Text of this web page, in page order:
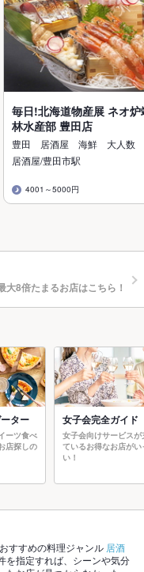
毎日!北海道物産展 ネオ
林水産部 豊田店
豊田 居酒屋 海鮮 大人数
居酒屋/豊田市駅
4001～5000円
8倍たまるお店はこちら！
ター
ーツ食べ
店探しの
女子会完全ガイド
女子会向けサービスが
ているお得なお店がい
い！
すすめの料理ジャンル 居酒
を指定すれば、シーンや気分